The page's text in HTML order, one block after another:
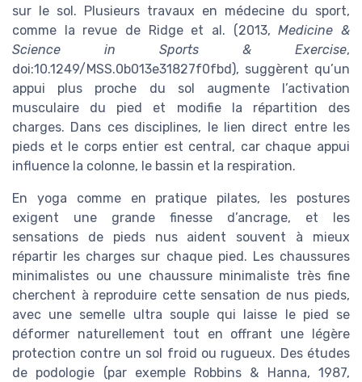
sur le sol. Plusieurs travaux en médecine du sport,
comme la revue de Ridge et al. (2013,Medicine &
Science in Sports & Exercise,
doi:10.1249/MSS.0b013e31827f0fbd), suggèrent qu’un
appui plus proche du sol augmente l’activation
musculaire du pied et modifie la répartition des
charges. Dans ces disciplines, le lien direct entre les
pieds et le corps entier est central, car chaque appui
influence la colonne, le bassin et la respiration.
En yoga comme en pratique pilates, les postures
exigent une grande finesse d’ancrage, et les
sensations de pieds nus aident souvent à mieux
répartir les charges sur chaque pied. Les chaussures
minimalistes ou une chaussure minimaliste très fine
cherchent à reproduire cette sensation de nus pieds,
avec une semelle ultra souple qui laisse le pied se
déformer naturellement tout en offrant une légère
protection contre un sol froid ou rugueux. Des études
de podologie (par exemple Robbins & Hanna, 1987,